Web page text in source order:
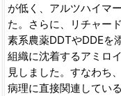
が低く、アルツハイマ
た。さらに、リチャー
素系農薬DDTやDDEを
組織に沈着するアミロ
見しました。すなわち
病理に直接関連している